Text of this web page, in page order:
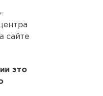
сайте
это